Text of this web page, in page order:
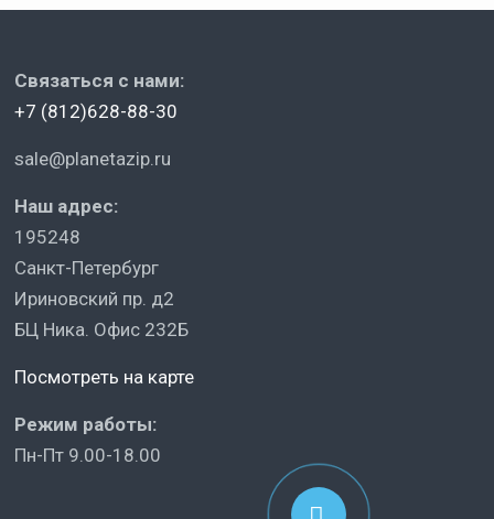
Связаться с нами:
+7 (812)628-88-30
sale@planetazip.ru
Наш адрес:
195248
Санкт-Петербург
Ириновский пр. д2
БЦ Ника. Офис 232Б
Посмотреть на карте
Режим работы:
Пн-Пт 9.00-18.00